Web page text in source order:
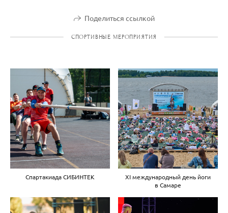
Поделиться ссылкой
СПОРТИВНЫЕ МЕРОПРИЯТИЯ
Спартакиада СИБИНТЕК
XI международный день йоги
в Самаре